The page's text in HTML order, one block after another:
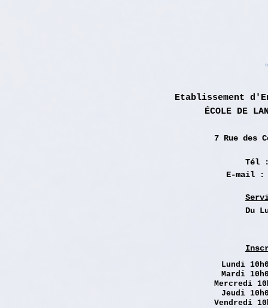
Etablissement
ÉCOLE DE
7 Rue des
Tél
E-mail
Du
Lundi
Mardi
Mercredi
Jeudi
Vendredi